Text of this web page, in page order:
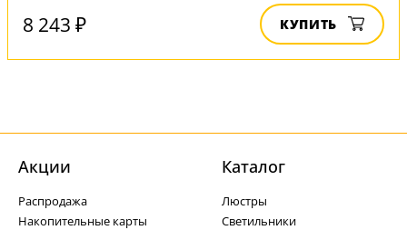
8 243 ₽ КУПИТЬ
Акции
Распродажа
Накопительные карты
Каталог
Люстры
Светильники